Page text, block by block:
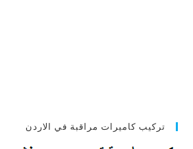
تركيب كاميرات مراقبة في الاردن